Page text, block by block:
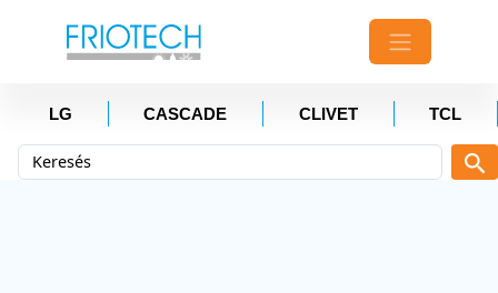
LG CASCADE CLIVET TCL